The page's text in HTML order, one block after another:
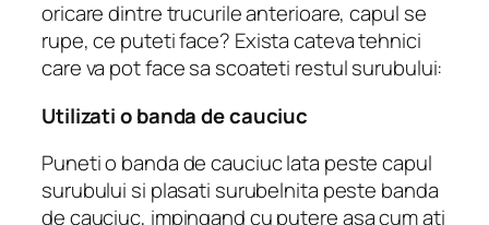
oricare dintre trucurile anterioare, capul se
rupe, ce puteti face? Exista cateva tehnici
care va pot face sa scoateti restul surubului:
Utilizati o banda de cauciuc
Puneti o banda de cauciuc lata peste capul
surubului si plasati surubelnita peste banda
de cauciuc, impingand cu putere asa cum ati